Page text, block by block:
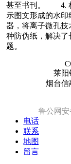
甚至书刊。 4.
示图文形成的水
器，将离子微孔
种防伪纸，解决了
题。
莱阳
烟台信
鲁公网安
电话
联系
地图
留言